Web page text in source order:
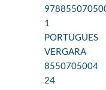
1
PORTUGUES
VERGARA
8550705004
24